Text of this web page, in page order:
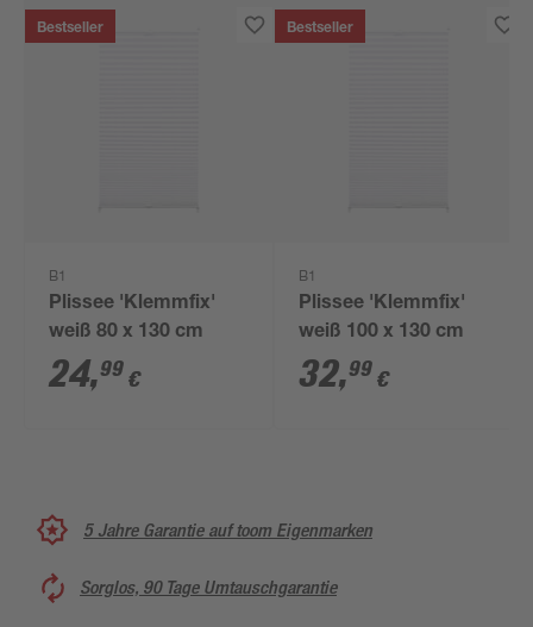
Bestseller
B1
Plissee 'Klemmfix'
weiß 80 x 130 cm
24,99 €
Bestseller
B1
Plissee 'Klemmfix'
weiß 100 x 130 cm
32,99 €
5 Jahre Garantie auf toom Eigenmarken
Sorglos, 90 Tage Umtauschgarantie